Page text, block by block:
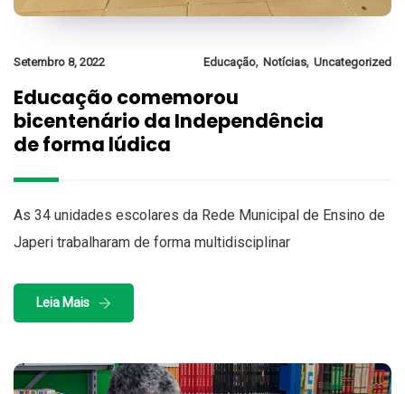
Setembro 8, 2022 Educação, Notícias, Uncategorized
Educação comemorou
bicentenário da Independência
de forma lúdica
As 34 unidades escolares da Rede Municipal de Ensino de
Japeri trabalharam de forma multidisciplinar
Leia Mais